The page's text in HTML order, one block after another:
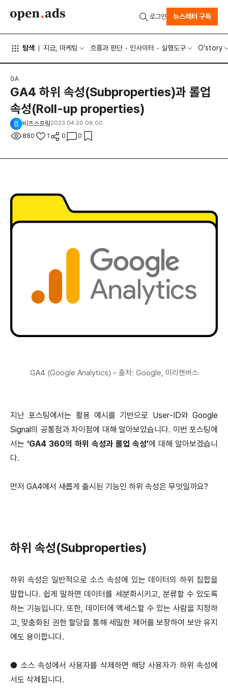
탐색 지금, 마케팅 흐름과 판단 인사이터 실행도구 O'story
로그인 뉴스레터 구독
GA
GA4 하위 속성(Subproperties)과 롤업
속성(Roll-up properties)
비즈스프링2023.04.20 08:00
880 1 0 0
GA4 (Google Analytics) – 출처: Google, 미리캔버스
지난 포스팅에서는 활용 예시를 기반으로 User-ID와 Google
Signal의 공통점과 차이점에 대해 알아보았습니다. 이번 포스팅에
서는 ‘GA4 360의 하위 속성과 롤업 속성’에 대해 알아보겠습니
다.
먼저 GA4에서 새롭게 출시된 기능인 하위 속성은 무엇일까요?
하위 속성(Subproperties)
하위 속성은 일반적으로 소스 속성에 있는 데이터의 하위 집합을
말합니다. 쉽게 말하면 데이터를 세분화시키고, 분류할 수 있도록
하는 기능입니다. 또한, 데이터에 액세스할 수 있는 사람을 지정하
고, 맞춤화된 권한 할당을 통해 세밀한 제어를 보장하여 보안 유지
에도 용이합니다.
● 소스 속성에서 사용자를 삭제하면 해당 사용자가 하위 속성에
서도 삭제됩니다.